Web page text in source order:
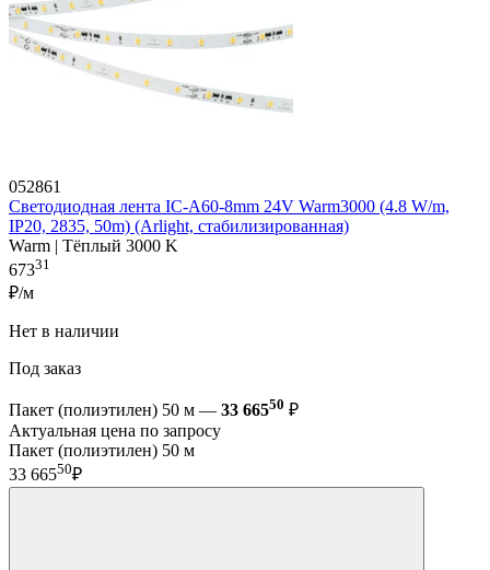
052861
Светодиодная лента IC-A60-8mm 24V Warm3000 (4.8 W/m,
IP20, 2835, 50m) (Arlight, стабилизированная)
Warm | Тёплый 3000 K
67331
₽/м
Нет в наличии
Под заказ
Пакет (полиэтилен) 50 м — 33 66550 ₽
Актуальная цена по запросу
Пакет (полиэтилен) 50 м
33 66550₽